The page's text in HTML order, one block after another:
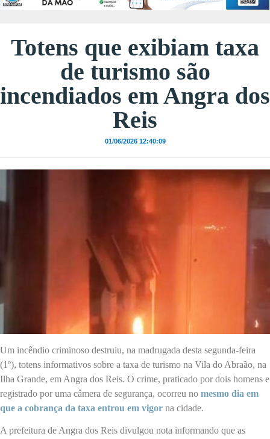
Totens que exibiam taxa
de turismo são
incendiados em Angra dos
Reis
01/06/2026 12:40:09
Um incêndio criminoso destruiu, na madrugada desta segunda-feira
(1º), totens informativos sobre a taxa de turismo na Vila do Abraão, na
Ilha Grande, em Angra dos Reis. O crime, praticado por dois homens e
registrado por uma câmera de segurança, ocorreu no mesmo dia em
que a cobrança da taxa entrou em vigor na cidade.
A prefeitura de Angra dos Reis divulgou nota informando que as